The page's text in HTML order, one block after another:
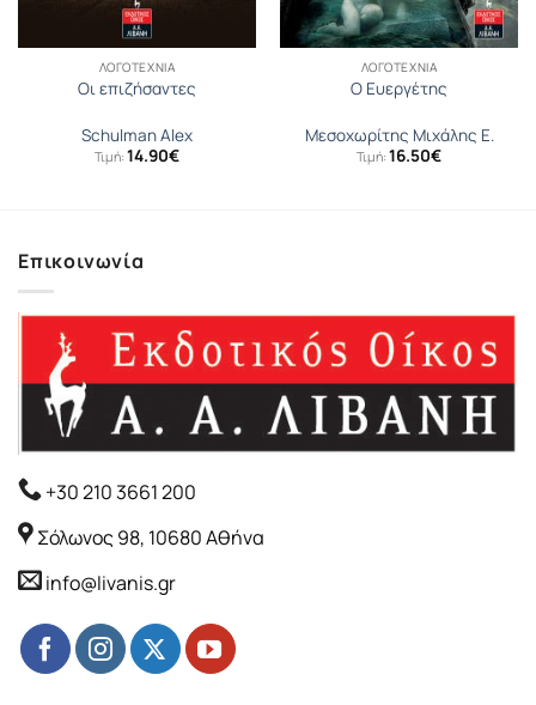
ΛΟΓΟΤΕΧΝΊΑ
Οι επιζήσαντες
Schulman Alex
Τιμή: 14.90€
ΛΟΓΟΤΕΧΝΊΑ
Ο Ευεργέτης
Μεσοχωρίτης Μιχάλης Ε.
Τιμή: 16.50€
Επικοινωνία
+30 210 3661 200
Σόλωνος 98, 10680 Αθήνα
info@livanis.gr